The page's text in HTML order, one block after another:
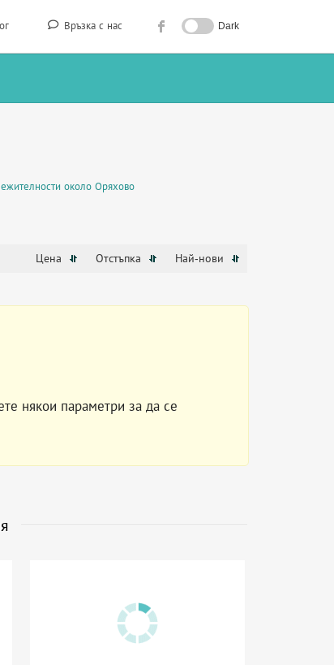
Връзка с нас Dark
около Оряхово
Цена Отстъпка Най-нови
някои параметри за да се